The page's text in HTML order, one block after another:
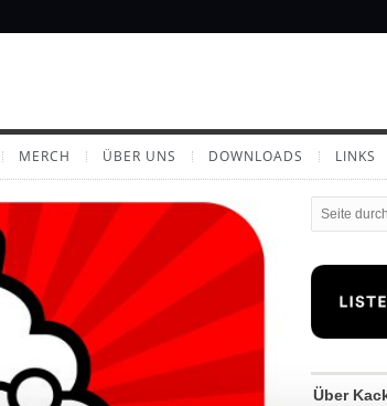
MERCH ÜBER UNS DOWNLOADS LINKS
Über